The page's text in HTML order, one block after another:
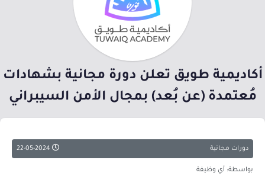
أكاديمية طويق تعلن دورة مجانية بشهادات
مُعتمدة (عن بُعد) بمجال الأمن السيبراني
دورات مجانية
بواسطة: أي وظيفة